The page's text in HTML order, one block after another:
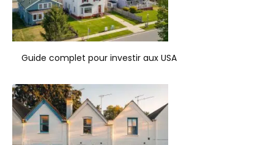
Guide complet pour investir aux USA